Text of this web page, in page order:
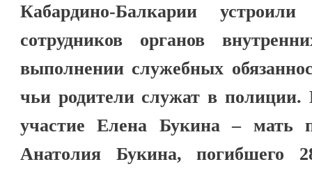
Кабардино-Балкарии
сотрудников органов
выполнении служебных
чьи родители служат в
участие Елена Букина – мать
Анатолия Букина, погибшего